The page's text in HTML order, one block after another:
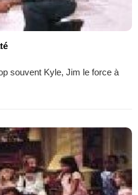
souvent Kyle, Jim le force à